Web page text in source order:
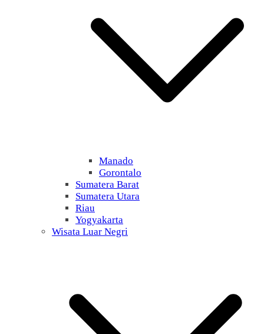
Manado
Gorontalo
Sumatera Barat
Sumatera Utara
Riau
Yogyakarta
Wisata Luar Negri